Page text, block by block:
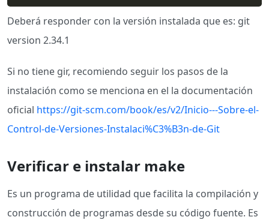
Deberá responder con la versión instalada que es: git
version 2.34.1
Si no tiene gir, recomiendo seguir los pasos de la
instalación como se menciona en el la documentación
oficial https://git-scm.com/book/es/v2/Inicio---Sobre-el-
Control-de-Versiones-Instalaci%C3%B3n-de-Git
Verificar e instalar make
Es un programa de utilidad que facilita la compilación y
construcción de programas desde su código fuente. Es